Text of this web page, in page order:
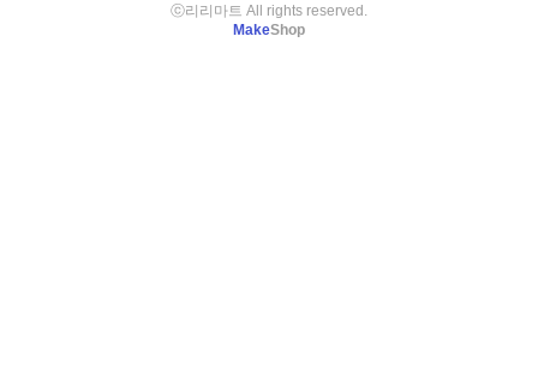
ⓒ리리마트 All rights reserved.
MakeShop